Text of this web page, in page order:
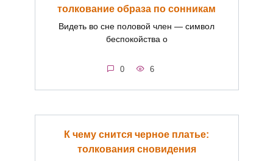
толкование образа по сонникам
Видеть во сне половой член — символ
беспокойства о
0 6
К чему снится черное платье:
толкования сновидения